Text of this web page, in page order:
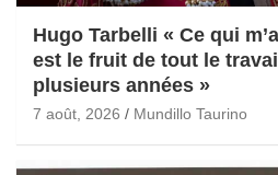
Hugo Tarbelli « Ce qui
est le fruit de tout le
plusieurs années »
7 août, 2026 Mundillo Taurino